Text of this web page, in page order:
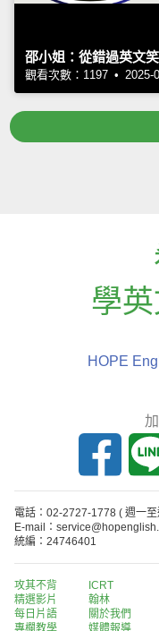
邵小姐：從錯過英文
觀看次數：1197 • 2025-
學
HOPE
電話：02-2727-1778 ( 週一
E-mail：
統編：24746401
攻其不背
精選影片
每日片語
專欄教學
ICRT
翰林
關於我們
媒體報導